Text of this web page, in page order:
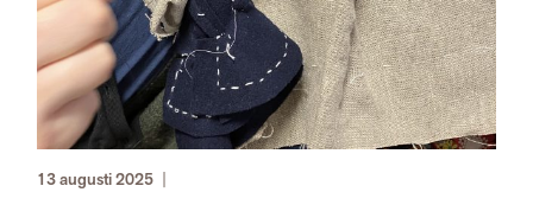
13 augusti 2025 |